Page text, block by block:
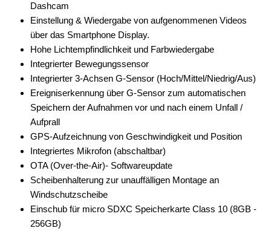
Dashcam
Einstellung & Wiedergabe von aufgenommenen Videos
über das Smartphone Display.
Hohe Lichtempfindlichkeit und Farbwiedergabe
Integrierter Bewegungssensor
Integrierter 3-Achsen G-Sensor (Hoch/Mittel/Niedrig/Aus)
Ereigniserkennung über G-Sensor zum automatischen
Speichern der Aufnahmen vor und nach einem Unfall /
Aufprall
GPS-Aufzeichnung von Geschwindigkeit und Position
Integriertes Mikrofon (abschaltbar)
OTA (Over-the-Air)- Softwareupdate
Scheibenhalterung zur unauffälligen Montage an
Windschutzscheibe
Einschub für micro SDXC Speicherkarte Class 10 (8GB -
256GB)